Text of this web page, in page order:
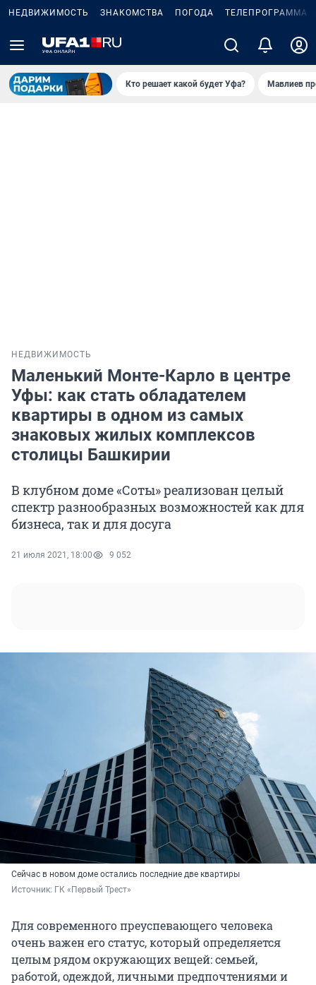
НЕДВИЖИМОСТЬ ЗНАКОМСТВА ПОГОДА ТЕЛЕПРОГРАММА
Кто решает какой будет Уфа? Мавлиев
НЕДВИЖИМОСТЬ
Маленький Монте-Карло в центре
Уфы: как стать обладателем
квартиры в одном из самых
знаковых жилых комплексов
столицы Башкирии
В клубном доме «Соты» реализован целый
спектр разнообразных возможностей как для
бизнеса, так и для досуга
21 июля 2021, 18:00 9 052
Сейчас в новом доме остались последние две квартиры
Источник: ГК «Первый Трест»
Для современного преуспевающего человека
очень важен его статус, который определяется
целым рядом окружающих вещей: семьей,
работой, одеждой, личными предпочтениями и